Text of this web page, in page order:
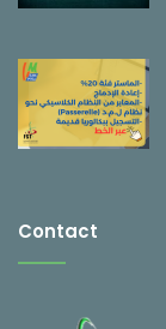
Contact